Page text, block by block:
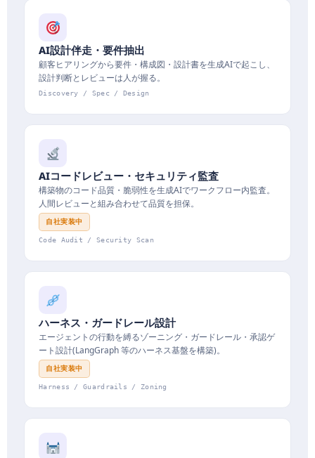
AI設計伴走・要件抽出
顧客ヒアリングから要件・構成図・設計書を生成AIで起こし、
設計判断とレビューは人が握る。
Discovery / Spec / Design
AIコードレビュー・セキュリティ監査
構築物のコード品質・脆弱性を生成AIでワークフロー内監査。
人間レビューと組み合わせて品質を担保。
自社実装中
Code Audit / Security Scan
ハーネス・ガードレール設計
エージェントの行動を縛るゾーニング・ガードレール・承認ゲ
ート設計(LangGraph 等のハーネス基盤を構築)。
自社実装中
Harness / Guardrails / Zoning